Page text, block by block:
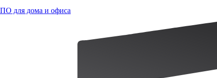
ПО для дома и офиса